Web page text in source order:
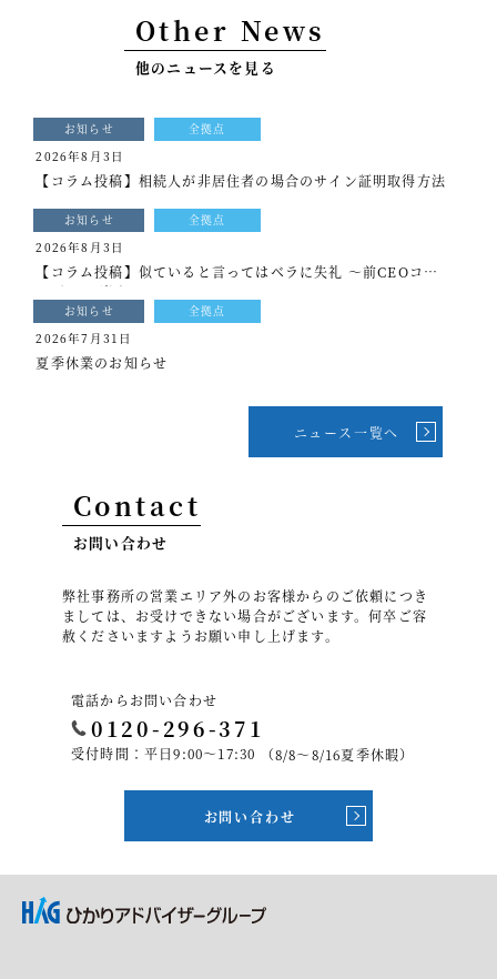
セミナー情報
採用情報
メールマガジン登録
ニュース
Twitter
Facebook
Other News
他のニュースを見る
お知らせ 全拠点
2026年8月3日
【コラム投稿】相続人が非居住者の場合のサイン証明取得方法
お知らせ 全拠点
2026年8月3日
【コラム投稿】似ていると言ってはベラに失礼 ～前CEOコラ
ム[もっと光を]vol.339
お知らせ 全拠点
2026年7月31日
夏季休業のお知らせ
ニュース一覧へ
Contact
お問い合わせ
弊社事務所の営業エリア外のお客様からのご依頼につき
ましては、お受けできない場合がございます。何卒ご容
赦くださいますようお願い申し上げます。
電話からお問い合わせ
0120-296-371
受付時間：平日9:00～17:30 （8/8～8/16夏季休暇）
お問い合わせ